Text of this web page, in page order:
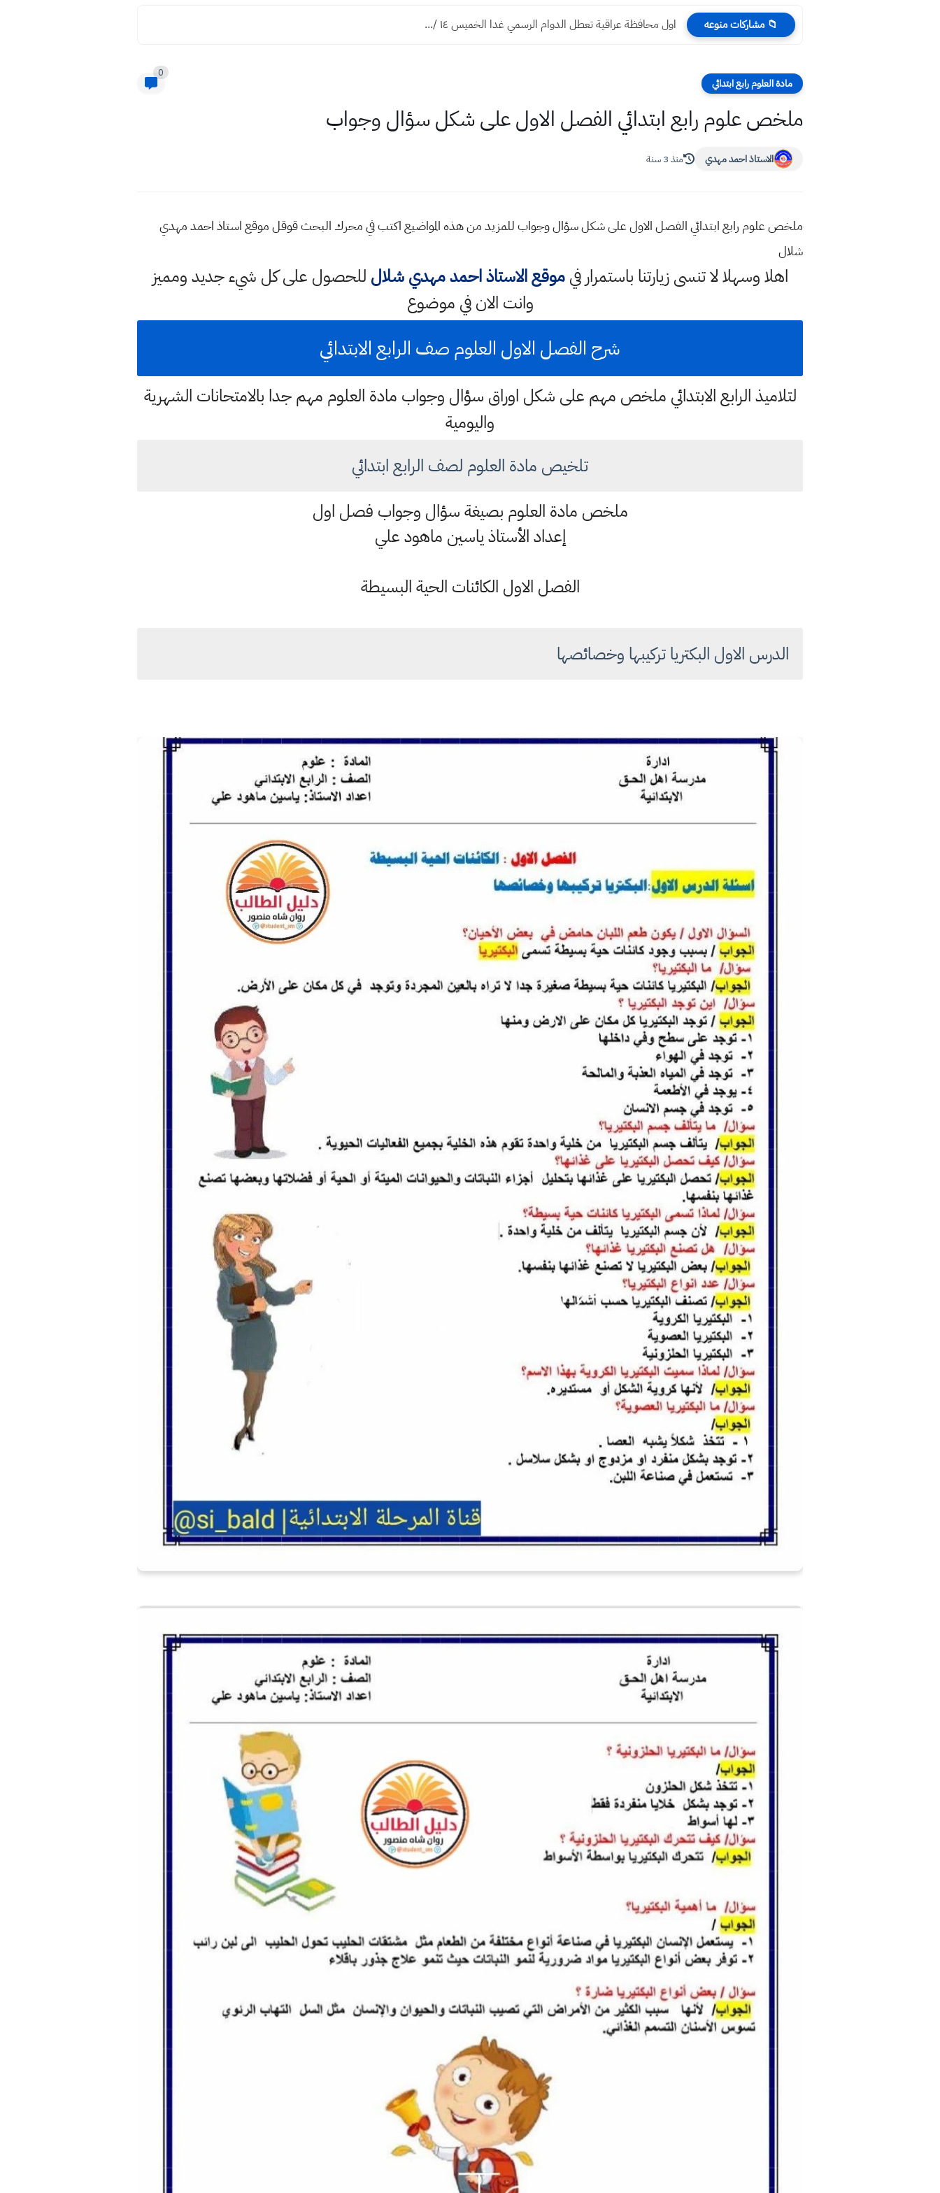
📁 مشاركات منوعه اول محافظة عراقية تعطل الدوام الرسمي غدا الخميس ١٤ /...
مادة العلوم رابع ابتدائي
0
ملخص علوم رابع ابتدائي الفصل الاول على شكل سؤال وجواب
الاستاذ احمد مهدي منذ 3 سنة
ملخص علوم رابع ابتدائي الفصل الاول على شكل سؤال وجواب للمزيد من هذه المواضيع اكتب في محرك البحث قوقل موقع استاذ احمد مهدي
شلال
اهلا وسهلالا تنسى زيارتنا باستمرار فيموقع الاستاذ احمد مهدي شلال للحصول على كل شيء جديد ومميز
وانت الان في موضوع
شرح الفصل الاول العلوم صف الرابع الابتدائي
لتلاميذ الرابع الابتدائي ملخص مهم على شكل اوراق سؤال وجواب مادة العلوم مهم جدا بالامتحانات الشهرية
واليومية
تلخيص مادة العلوم لصف الرابع ابتدائي
ملخص مادة العلوم بصيغة سؤال وجواب فصل اول
إعداد الأستاذ ياسين ماهود علي
الفصل الاول الكائنات الحية البسيطة
الدرس الاول البكتريا تركيبها وخصائصها